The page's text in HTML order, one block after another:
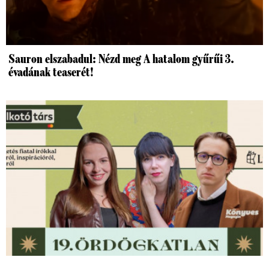
Sauron elszabadul: Nézd meg A hatalom gyűrűi 3.
évadának teaserét!